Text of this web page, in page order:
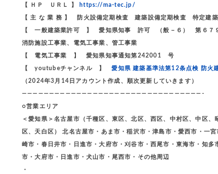
【 ＨＰ ＵＲＬ 】 https://ma-tec.jp/
【 主 な 業 務 】 防火設備定期検査 建築設備定期検査 特定建
【 一般建築業許可 】 愛知県知事 許可 （般－６） 第６７
消防施設工事業、電気工事業、管工事業
【 電気工事業 】 愛知県知事通知第242001 号
【 youtubeチャンネル 】愛知県 建築基準法第12条点検 防火
（2024年3月14日アカウント作成、順次更新していきます）
—————————————————————————————————-
○営業エリア
＜愛知県＞名古屋市（千種区、東区、北区、西区、中村区、中区
区、天白区） 北名古屋市・あま市・稲沢市・津島市・愛西市・一
崎市・春日井市・日進市・大府市・刈谷市・西尾市・東海市・知
市・大府市・日進市・犬山市・尾西市・その他周辺
・